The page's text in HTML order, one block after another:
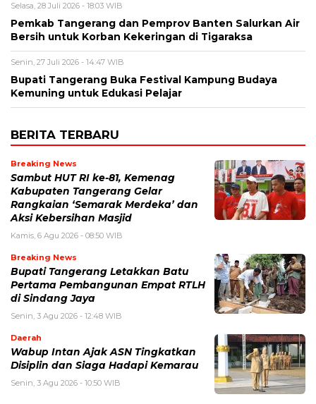
Selasa, 28 Juli 2026 - 18:03 WIB
Pemkab Tangerang dan Pemprov Banten Salurkan Air
Bersih untuk Korban Kekeringan di Tigaraksa
Senin, 27 Juli 2026 - 14:47 WIB
Bupati Tangerang Buka Festival Kampung Budaya
Kemuning untuk Edukasi Pelajar
BERITA TERBARU
Breaking News
Sambut HUT RI ke-81, Kemenag
Kabupaten Tangerang Gelar
Rangkaian ‘Semarak Merdeka’ dan
Aksi Kebersihan Masjid
Kamis, 6 Agu 2026 - 08:50 WIB
Breaking News
Bupati Tangerang Letakkan Batu
Pertama Pembangunan Empat RTLH
di Sindang Jaya
Senin, 3 Agu 2026 - 12:48 WIB
Daerah
Wabup Intan Ajak ASN Tingkatkan
Disiplin dan Siaga Hadapi Kemarau
Senin, 3 Agu 2026 - 10:50 WIB